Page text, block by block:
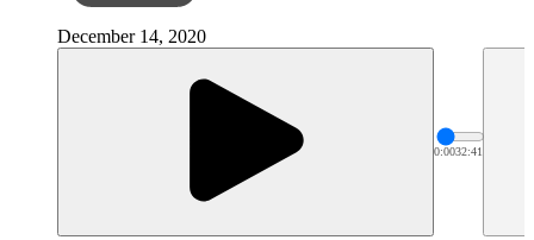
December 14, 2020
0:0032:41